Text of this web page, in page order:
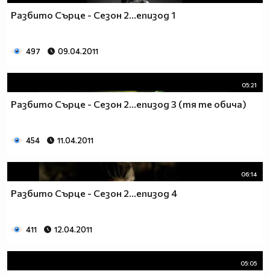
Разбито Сърце - Сезон 2...епизод 1
497 09.04.2011
05:21
Разбито Сърце - Сезон 2...епизод 3 (тя те обича)
454 11.04.2011
06:14
Разбито Сърце - Сезон 2...епизод 4
411 12.04.2011
05:05